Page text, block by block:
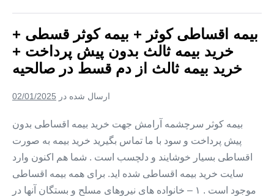
کوثر
+
خرید
بیمه
ثالث
بدون
پرداخت
+
بیمه
ثالث
از
دم
قسط
در
بهارستان
بیمه اقساطی کوثر + بیمه کوثر قسطی +
خرید بیمه ثالث بدون پیش پرداخت +
خرید بیمه ثالث از دم قسط در صالحیه
ارسال شده در 02/01/2025
بیمه کوثر سرچشمه آرامش جهت خرید بیمه اقساطی بدون
پیش پرداخت و سود با ما تماس بگیرید خرید بیمه به صورت
اقساطی بسیار خوشایند و دلچسب است . شما هم اکنون وارد
سایت خرید بیمه اقساطی شده اید. برای همه بیمه اقساطی
موجود است . ۱ – خانواده های نیروهای مسلح و بستگان آنها در